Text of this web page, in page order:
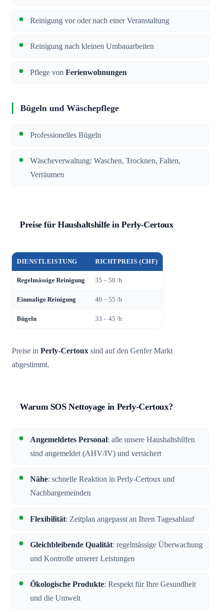
Reinigung vor oder nach einer Veranstaltung
Reinigung nach kleinen Umbauarbeiten
Pflege von Ferienwohnungen
Bügeln und Wäschepflege
Professionelles Bügeln
Wäscheverwaltung: Waschen, Trocknen, Falten,
Verräumen
Preise für Haushaltshilfe in Perly-Certoux
DIENSTLEISTUNG RICHTPREIS (CHF)
Regelmässige Reinigung 35 – 50 /h
Einmalige Reinigung 40 – 55 /h
Bügeln 33 – 45 /h
Preise in Perly-Certoux sind auf den Genfer Markt
abgestimmt.
Warum SOS Nettoyage in Perly-Certoux?
Angemeldetes Personal: alle unsere Haushaltshilfen
sind angemeldet (AHV/IV) und versichert
Nähe: schnelle Reaktion in Perly-Certoux und
Nachbargemeinden
Flexibilität: Zeitplan angepasst an Ihren Tagesablauf
Gleichbleibende Qualität: regelmässige Überwachung
und Kontrolle unserer Leistungen
Ökologische Produkte: Respekt für Ihre Gesundheit
und die Umwelt